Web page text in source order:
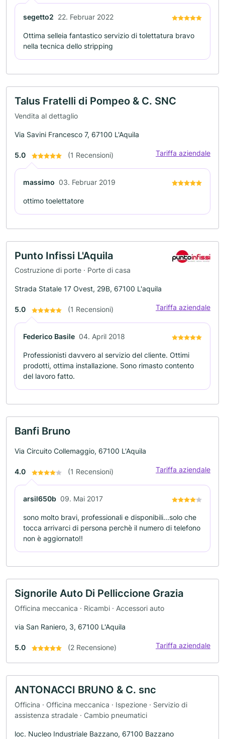
segetto2 22. Februar 2022
Ottima selleia fantastico servizio di tolettatura bravo
nella tecnica dello stripping
Talus Fratelli di Pompeo & C. SNC
Vendita al dettaglio
Via Savini Francesco 7, 67100 L'Aquila
5.0 (1 Recensioni) Tariffa aziendale
massimo 03. Februar 2019
ottimo toelettatore
Punto Infissi L'Aquila
Costruzione di porte · Porte di casa
Strada Statale 17 Ovest, 29B, 67100 L'aquila
5.0 (1 Recensioni) Tariffa aziendale
Federico Basile 04. April 2018
Professionisti davvero al servizio del cliente. Ottimi
prodotti, ottima installazione. Sono rimasto contento
del lavoro fatto.
Banfi Bruno
Via Circuito Collemaggio, 67100 L'Aquila
4.0 (1 Recensioni) Tariffa aziendale
arsil650b 09. Mai 2017
sono molto bravi, professionali e disponibili...solo che
tocca arrivarci di persona perchè il numero di telefono
non è aggiornato!!
Signorile Auto Di Pelliccione Grazia
Officina meccanica · Ricambi · Accessori auto
via San Raniero, 3, 67100 L'Aquila
5.0 (2 Recensione) Tariffa aziendale
ANTONACCI BRUNO & C. snc
Officina · Officina meccanica · Ispezione · Servizio di
assistenza stradale · Cambio pneumatici
loc. Nucleo Industriale Bazzano, 67100 Bazzano